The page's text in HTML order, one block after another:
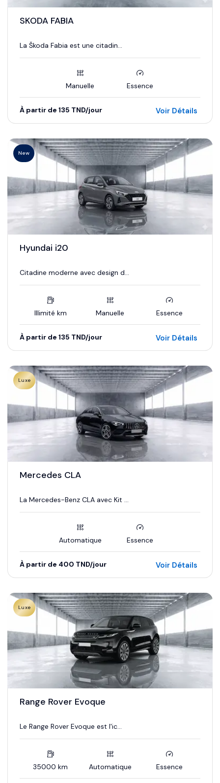
SKODA FABIA
La Škoda Fabia est une citadin...
Manuelle Essence
À partir de 135 TND/jour Voir Détails
New
Hyundai i20
Citadine moderne avec design d...
Illimité km Manuelle Essence
À partir de 135 TND/jour Voir Détails
Luxe
Mercedes CLA
La Mercedes-Benz CLA avec Kit ...
Automatique Essence
À partir de 400 TND/jour Voir Détails
Luxe
Range Rover Evoque
Le Range Rover Evoque est l'ic...
35000 km Automatique Essence